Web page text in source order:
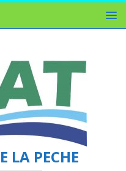
LA PECHE